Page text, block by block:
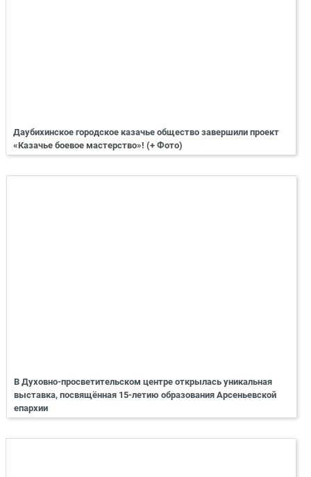
Даубихинское городское казачье общество завершили проект
«Казачье боевое мастерство»! (+ Фото)
В Духовно-просветительском центре открылась уникальная
выставка, посвящённая 15-летию образования Арсеньевской
епархии